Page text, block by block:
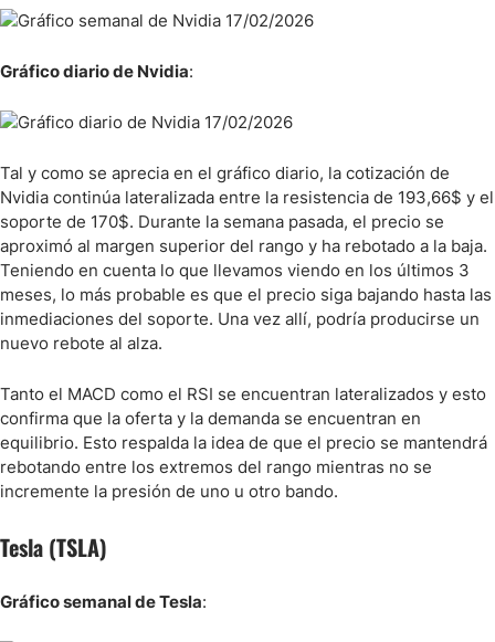
Gráfico diario de Nvidia:
Tal y como se aprecia en el gráfico diario, la cotización de
Nvidia continúa lateralizada entre la resistencia de 193,66$ y el
soporte de 170$. Durante la semana pasada, el precio se
aproximó al margen superior del rango y ha rebotado a la baja.
Teniendo en cuenta lo que llevamos viendo en los últimos 3
meses, lo más probable es que el precio siga bajando hasta las
inmediaciones del soporte. Una vez allí, podría producirse un
nuevo rebote al alza.
Tanto el MACD como el RSI se encuentran lateralizados y esto
confirma que la oferta y la demanda se encuentran en
equilibrio. Esto respalda la idea de que el precio se mantendrá
rebotando entre los extremos del rango mientras no se
incremente la presión de uno u otro bando.
Tesla (TSLA)
Gráfico semanal de Tesla: